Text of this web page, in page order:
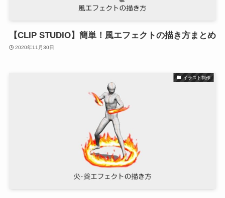
【CLIP STUDIO】簡単！風エフェクトの描き方まとめ
2020年11月30日
イラスト制作